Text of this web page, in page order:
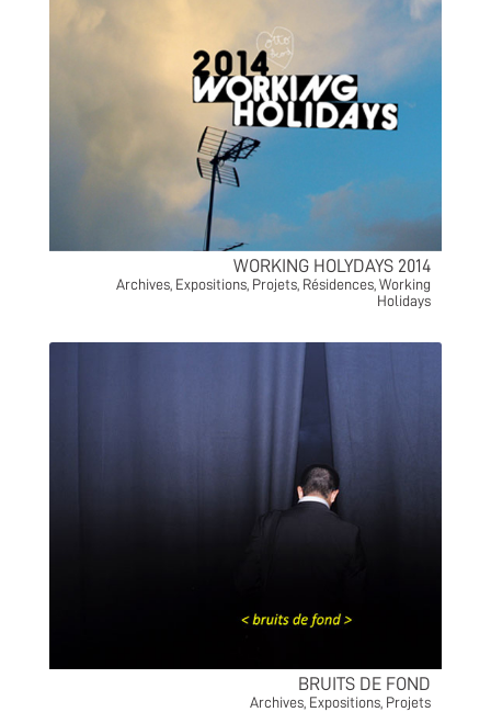
WORKING HOLYDAYS 2014
Archives Expositions Projets Résidences ,Working
Holidays
BRUITS DE FOND
Archives, Expositions, Projets